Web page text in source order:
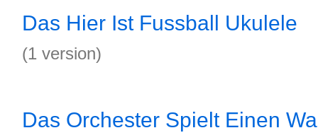
Das Hier Ist Fussball Ukulele
(1 version)
Das Orchester Spielt Einen